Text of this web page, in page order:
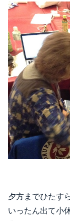
夕方までひたす
いったん出て小